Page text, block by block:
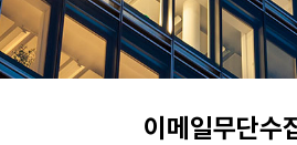
이메일무단수